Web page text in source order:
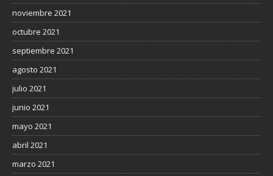
noviembre 2021
octubre 2021
septiembre 2021
agosto 2021
julio 2021
junio 2021
mayo 2021
abril 2021
marzo 2021